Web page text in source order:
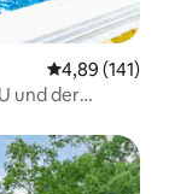
4,89 (141)
und der